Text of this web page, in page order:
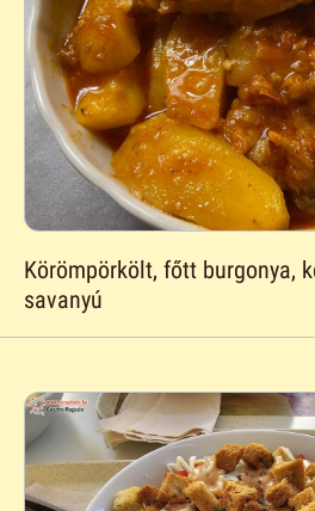
Körömpörkölt, főtt burgonya,
savanyú